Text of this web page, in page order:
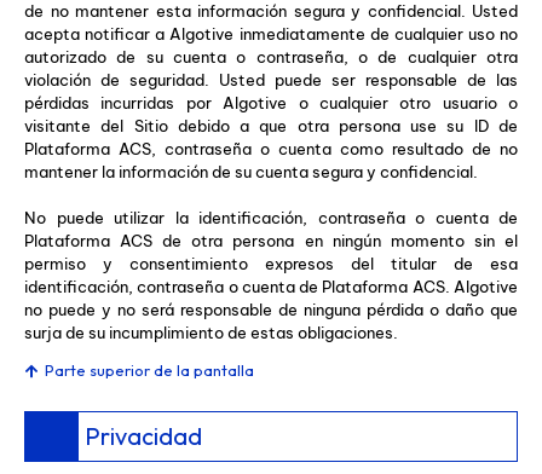
de no mantener esta información segura y confidencial. Usted
acepta notificar a Algotive inmediatamente de cualquier uso no
autorizado de su cuenta o contraseña, o de cualquier otra
violación de seguridad. Usted puede ser responsable de las
pérdidas incurridas por Algotive o cualquier otro usuario o
visitante del Sitio debido a que otra persona use su ID de
Plataforma ACS, contraseña o cuenta como resultado de no
mantener la información de su cuenta segura y confidencial.
No puede utilizar la identificación, contraseña o cuenta de
Plataforma ACS de otra persona en ningún momento sin el
permiso y consentimiento expresos del titular de esa
identificación, contraseña o cuenta de Plataforma ACS. Algotive
no puede y no será responsable de ninguna pérdida o daño que
surja de su incumplimiento de estas obligaciones.
Parte superior de la pantalla
Privacidad